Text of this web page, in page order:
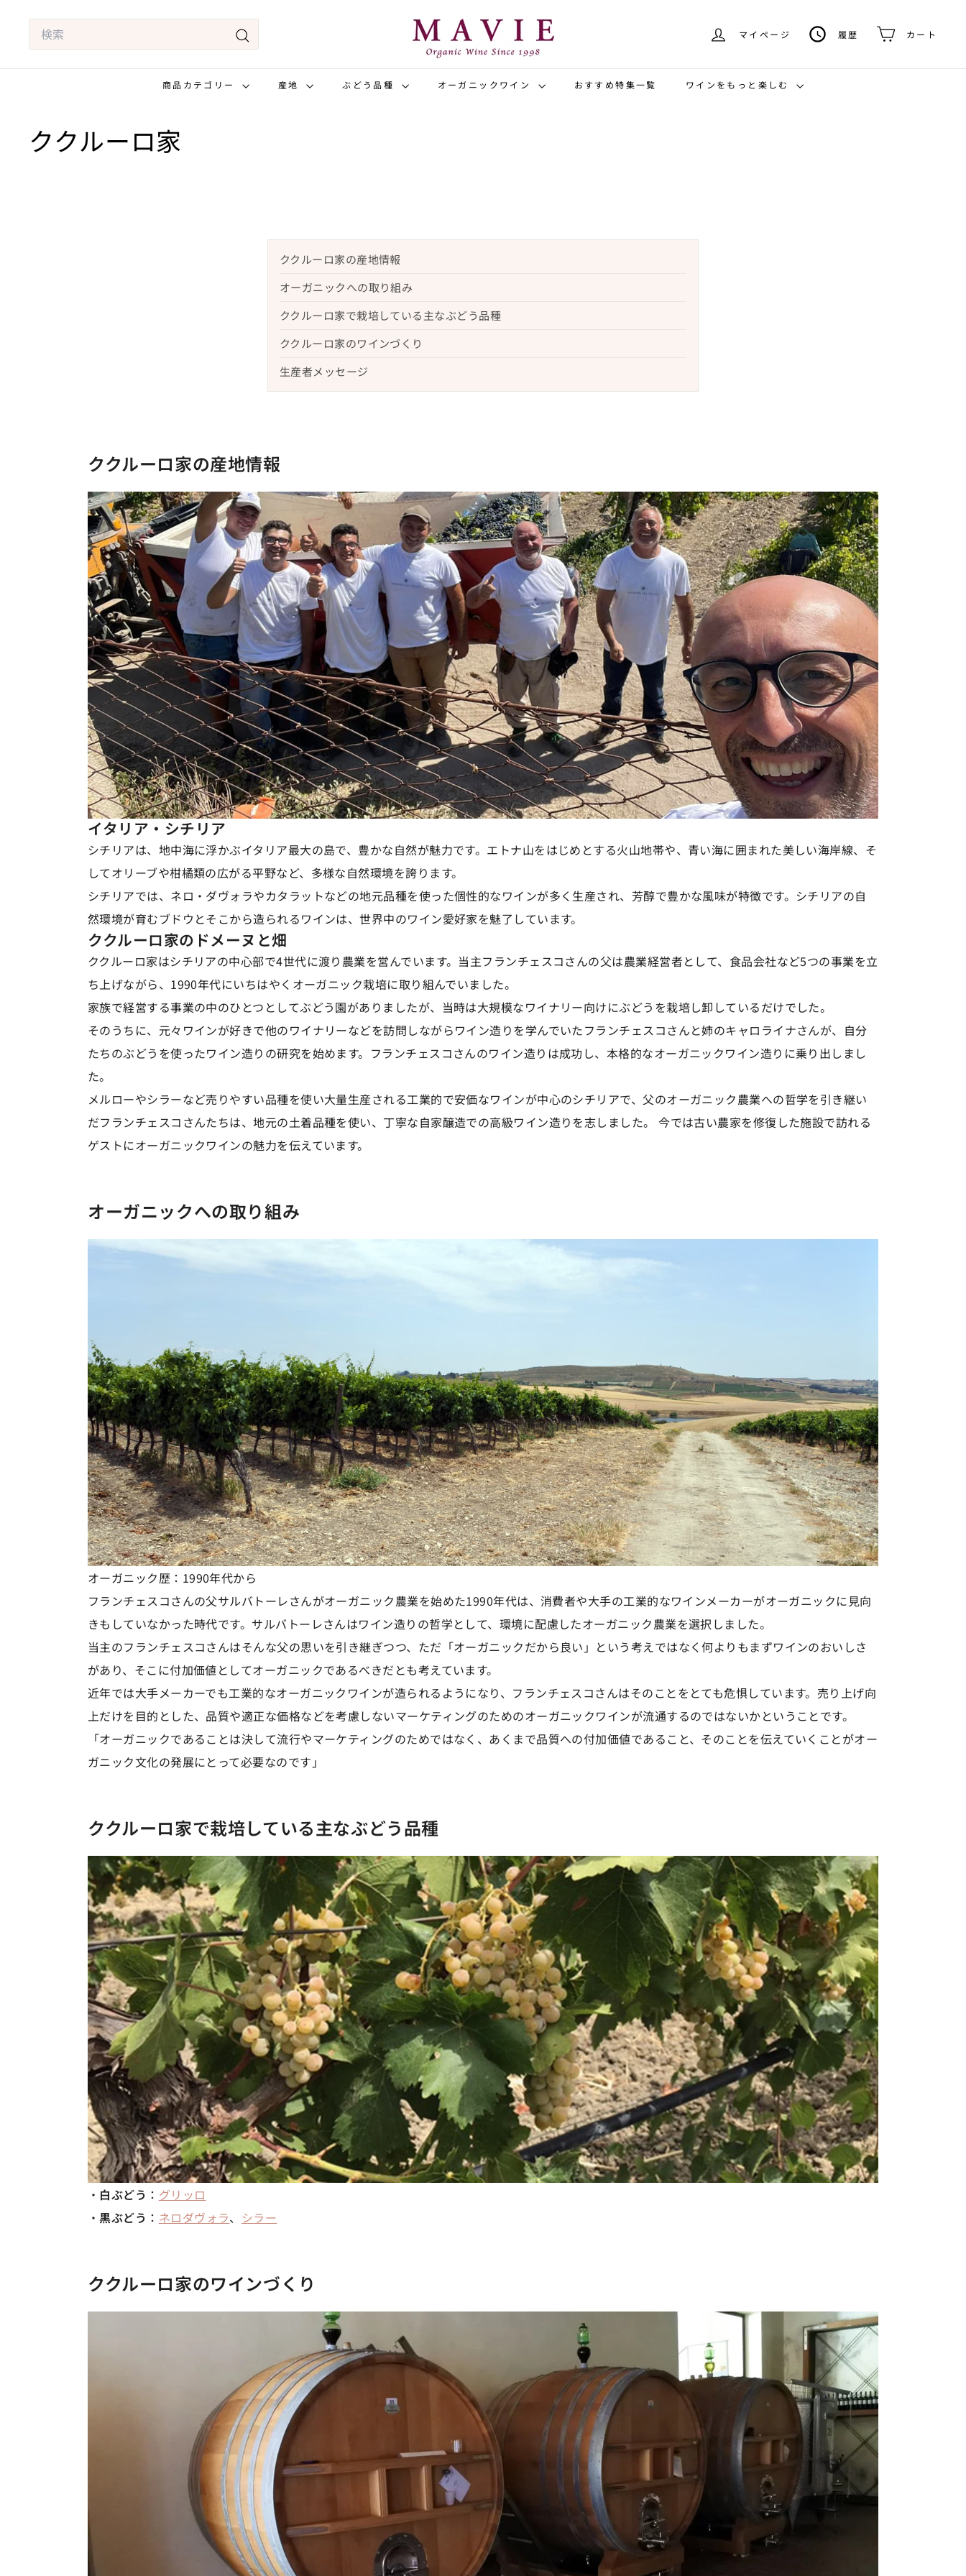
ン
Search
検
索
オ
ー
ガ
ニ
ッ
マ
マイページ 履歴 カート
商品カテゴリー 産地 ぶどう品種 オーガニックワイン おすすめ特集一覧 ワインをもっと楽しむ
ククルーロ家
ククルーロ家の産地情報
オーガニックへの取り組み
ククルーロ家で栽培している主なぶどう品種
ククルーロ家のワインづくり
生産者メッセージ
ククルーロ家の産地情報
イタリア・シチリア
シチリアは、地中海に浮かぶイタリア最大の島で、豊かな自然が魅力です。エトナ山をはじめとする火山地帯や、青い海に囲まれた美しい海岸線、そ
してオリーブや柑橘類の広がる平野など、多様な自然環境を誇ります。
シチリアでは、ネロ・ダヴォラやカタラットなどの地元品種を使った個性的なワインが多く生産され、芳醇で豊かな風味が特徴です。シチリアの自
然環境が育むブドウとそこから造られるワインは、世界中のワイン愛好家を魅了しています。
ククルーロ家のドメーヌと畑
ククルーロ家はシチリアの中心部で4世代に渡り農業を営んでいます。当主フランチェスコさんの父は農業経営者として、食品会社など5つの事業を立
ち上げながら、1990年代にいちはやくオーガニック栽培に取り組んでいました。
家族で経営する事業の中のひとつとしてぶどう園がありましたが、当時は大規模なワイナリー向けにぶどうを栽培し卸しているだけでした。
そのうちに、元々ワインが好きで他のワイナリーなどを訪問しながらワイン造りを学んでいたフランチェスコさんと姉のキャロライナさんが、自分
たちのぶどうを使ったワイン造りの研究を始めます。フランチェスコさんのワイン造りは成功し、本格的なオーガニックワイン造りに乗り出しまし
た。
メルローやシラーなど売りやすい品種を使い大量生産される工業的で安価なワインが中心のシチリアで、父のオーガニック農業への哲学を引き継い
だフランチェスコさんたちは、地元の土着品種を使い、丁寧な自家醸造での高級ワイン造りを志しました。 今では古い農家を修復した施設で訪れる
ゲストにオーガニックワインの魅力を伝えています。
オーガニックへの取り組み
オーガニック歴 ：1990年代から
フランチェスコさんの父サルバトーレさんがオーガニック農業を始めた1990年代は、消費者や大手の工業的なワインメーカーがオーガニックに見向
きもしていなかった時代です。サルバトーレさんはワイン造りの哲学として、環境に配慮したオーガニック農業を選択しました。
当主のフランチェスコさんはそんな父の思いを引き継ぎつつ、ただ「オーガニックだから良い」という考えではなく何よりもまずワインのおいしさ
があり、そこに付加価値としてオーガニックであるべきだとも考えています。
近年では大手メーカーでも工業的なオーガニックワインが造られるようになり、フランチェスコさんはそのことをとても危惧しています。売り上げ向
上だけを目的とした、品質や適正な価格などを考慮しないマーケティングのためのオーガニックワインが流通するのではないかということです。
「オーガニックであることは決して流行やマーケティングのためではなく、あくまで品質への付加価値であること、そのことを伝えていくことがオー
ガニック文化の発展にとって必要なのです」
ククルーロ家で栽培している主なぶどう品種
・ 白ぶどう ： グリッロ
・黒ぶどう ： ネロダヴォラ、 シラー
ククルーロ家のワインづくり